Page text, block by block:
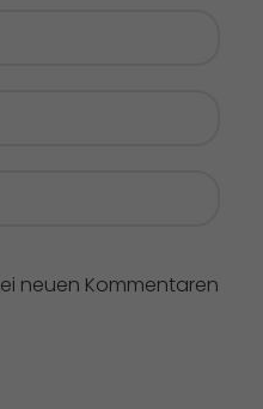
neuen Kommentaren